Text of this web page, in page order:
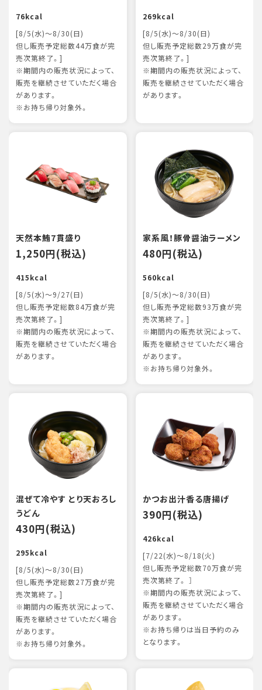
76kcal
[8/5(水)～8/30(日)
但し販売予定総数44万食が完
売次第終了。]
※期間内の販売状況によって、
販売を継続させていただく場合
があります。
※お持ち帰り対象外。
269kcal
[8/5(水)～8/30(日)
但し販売予定総数29万食が完
売次第終了。]
※期間内の販売状況によって、
販売を継続させていただく場合
があります。
天然本鮪7貫盛り
1,250円(税込)
415kcal
[8/5(水)～9/27(日)
但し販売予定総数84万食が完
売次第終了。]
※期間内の販売状況によって、
販売を継続させていただく場合
があります。
家系風！豚骨醤油ラーメン
480円(税込)
560kcal
[8/5(水)～8/30(日)
但し販売予定総数93万食が完
売次第終了。]
※期間内の販売状況によって、
販売を継続させていただく場合
があります。
※お持ち帰り対象外。
混ぜて冷やす とり天おろし
うどん
430円(税込)
295kcal
[8/5(水)～8/30(日)
但し販売予定総数27万食が完
売次第終了。]
※期間内の販売状況によって、
販売を継続させていただく場合
があります。
※お持ち帰り対象外。
かつお出汁香る唐揚げ
390円(税込)
426kcal
[7/22(水)～8/18(火)
但し販売予定総数70万食が完
売次第終了。 ］
※期間内の販売状況によって、
販売を継続させていただく場合
があります。
※お持ち帰りは当日予約のみ
となります。